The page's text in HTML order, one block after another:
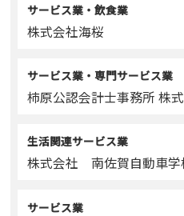
サービス業・飲食業
株式会社海桜
サービス業・専門サービス業
柿原公認会計士事務所 株
生活関連サービス業
株式会社 南佐賀自動車学
サービス業